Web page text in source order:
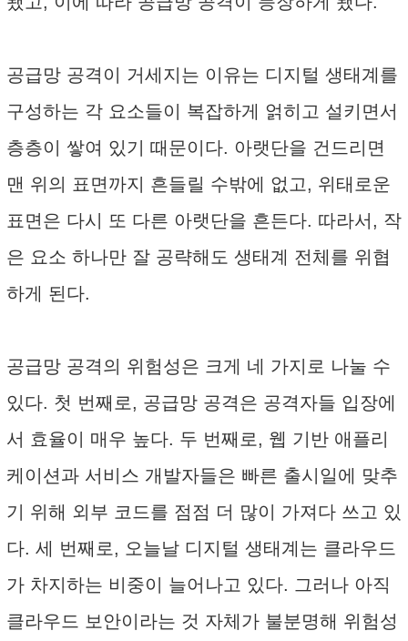
공급망 공격이 거세지는 이유는 디지털 생태계를
구성하는 각 요소들이 복잡하게 얽히고 설키면서
층층이 쌓여 있기 때문이다. 아랫단을 건드리면
맨 위의 표면까지 흔들릴 수밖에 없고, 위태로운
표면은 다시 또 다른 아랫단을 흔든다. 따라서, 작
은 요소 하나만 잘 공략해도 생태계 전체를 위협
하게 된다.
공급망 공격의 위험성은 크게 네 가지로 나눌 수
있다. 첫 번째로, 공급망 공격은 공격자들 입장에
서 효율이 매우 높다. 두 번째로, 웹 기반 애플리
케이션과 서비스 개발자들은 빠른 출시일에 맞추
기 위해 외부 코드를 점점 더 많이 가져다 쓰고 있
다. 세 번째로, 오늘날 디지털 생태계는 클라우드
가 차지하는 비중이 늘어나고 있다. 그러나 아직
클라우드 보안이라는 것 자체가 불분명해 위험성